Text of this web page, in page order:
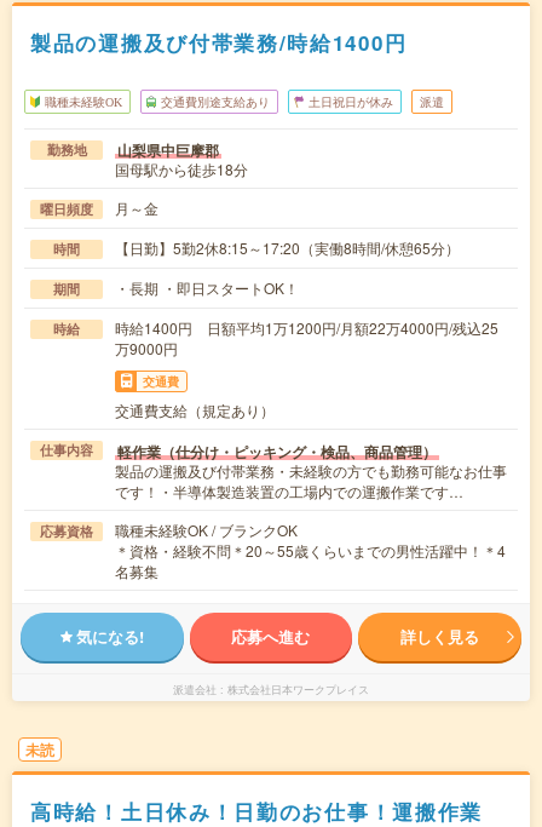
製品の運搬及び付帯業務/時給1400円
職種未経験OK 交通費別途支給あり 土日祝日が休み 派遣
勤務地 山梨県中巨摩郡
国母駅から徒歩18分
曜日頻度 月～金
時間 【日勤】5勤2休8:15～17:20（実働8時間/休憩65分）
期間 ・長期 ・即日スタートOK！
時給
時給1400円 日額平均1万1200円/月額22万4000円/残込25
万9000円
交通費
交通費支給（規定あり）
仕事内容 軽作業（仕分け・ピッキング・検品、商品管理）
製品の運搬及び付帯業務・未経験の方でも勤務可能なお仕事
です！・半導体製造装置の工場内での運搬作業です…
応募資格
職種未経験OK / ブランクOK
＊資格・経験不問＊20～55歳くらいまでの男性活躍中！＊4
名募集
気になる! 応募へ進む 詳しく見る
派遣会社 株式会社日本ワークプレイス
未読
高時給！土日休み！日勤のお仕事！運搬作業